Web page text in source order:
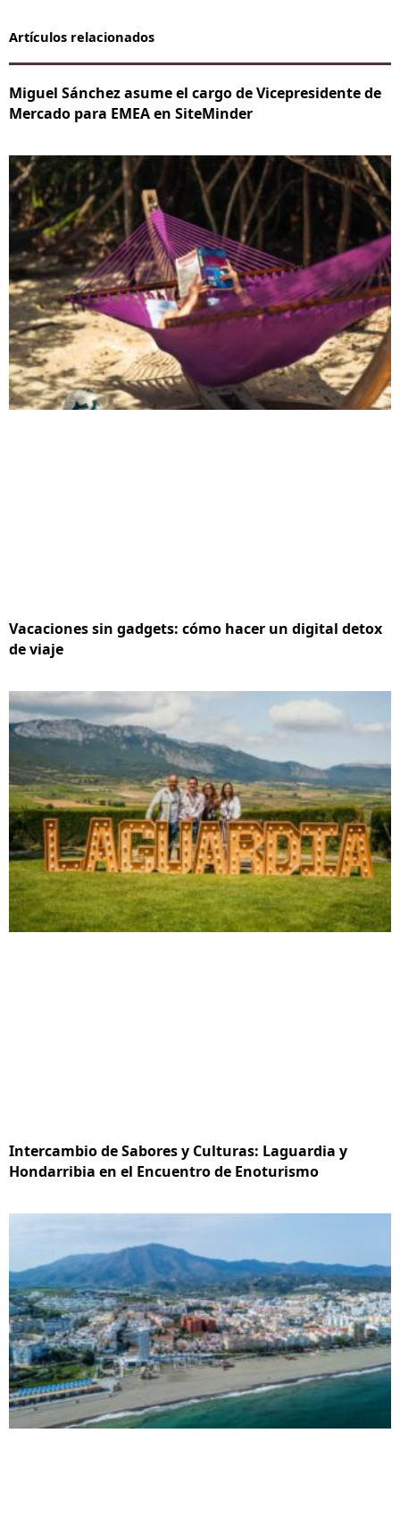
Artículos relacionados
Miguel Sánchez asume el cargo de Vicepresidente de
Mercado para EMEA en SiteMinder
Vacaciones sin gadgets: cómo hacer un digital detox
de viaje
Intercambio de Sabores y Culturas: Laguardia y
Hondarribia en el Encuentro de Enoturismo